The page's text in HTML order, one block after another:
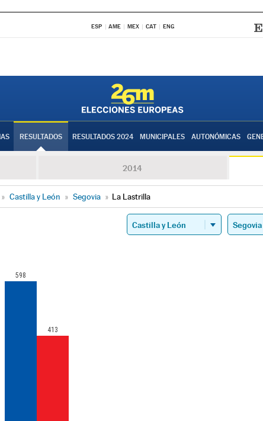
ESP AME MEX CAT ENG
RESULTADOS RESULTADOS 2024 MUNICIPALES AUTONÓMICAS
2014
» Castilla y León » Segovia » La Lastrilla
598
413